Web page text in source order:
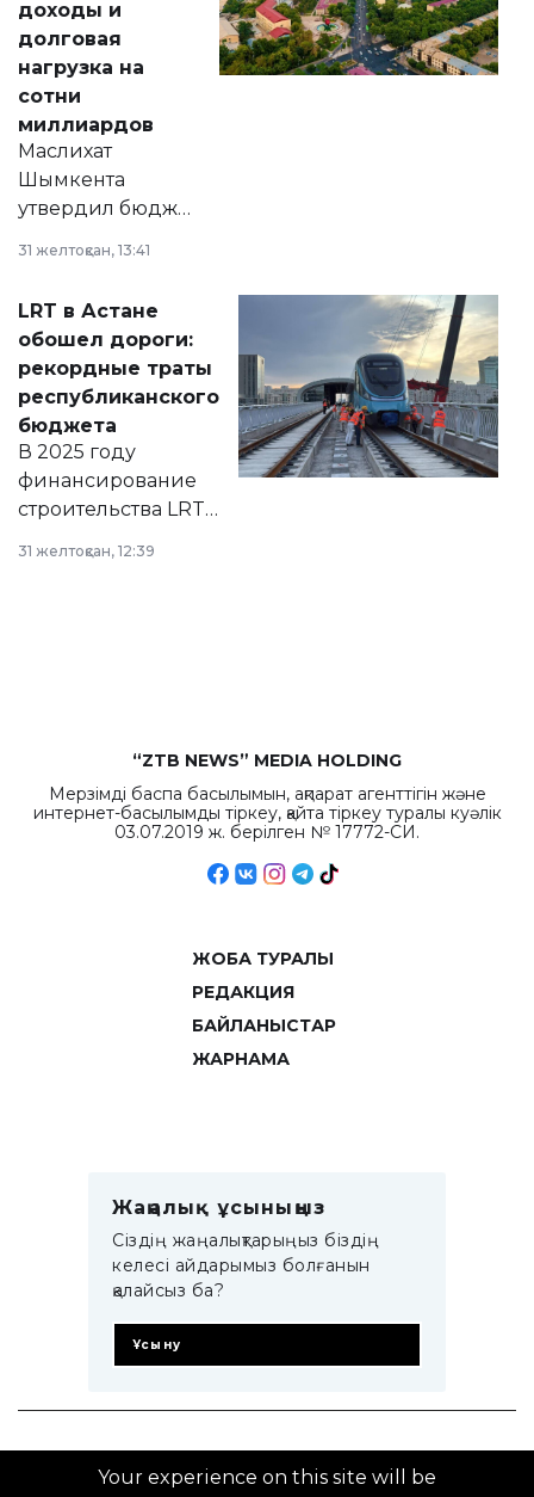
доходы и
долговая
нагрузка на
сотни
миллиардов
Маслихат
Шымкента
утвердил бюджет
2028 годы.
документ
появился в базе
нормативных
правовых актов и
на сайте маслихат
города.
31 желтоқсан, 13:41
LRT в Астане
обошел дороги:
рекордные траты
республиканского
бюджета
В 2025 году
финансирование
строительства LRT
республиканского
31 желтоқсан, 12:39
“ZTB NEWS” MEDIA HOLDING
Мерзімді баспа басылымын, ақпарат агенттігін және
интернет-басылымды тіркеу, қайта тіркеу туралы куәлік
03.07.2019 ж. берілген № 17772-СИ.
ЖОБА ТУРАЛЫ
РЕДАКЦИЯ
БАЙЛАНЫСТАР
ЖАРНАМА
Жаңалық ұсыныңыз
Сіздің жаңалықтарыңыз біздің
келесі айдарымыз болғанын
қалайсыз ба?
Ұсыну
© 2014–2025 ZTB.KZ
Your experience on this site will be